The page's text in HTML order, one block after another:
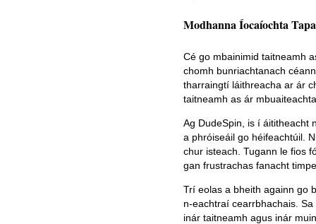
Modhanna Íocaíochta
Cé go mbainimid taitneamh
chomh bunriachtanach
tharraingtí láithreacha ar ár
taitneamh as ár
Ag DudeSpin, is í áititheacht
a phróiseáil go héifeachtúil.
chur isteach. Tugann le fios
gan frustrachas fanacht
Trí eolas a bheith againn go
n-eachtraí cearrbhachais.
inár taitneamh agus inár